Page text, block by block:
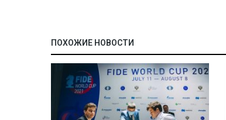
ПОХОЖИЕ НОВОСТИ